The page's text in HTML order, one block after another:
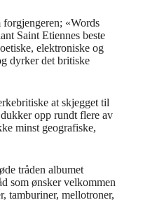
forgjengeren; «Words
Saint Etiennes beste
elektroniske og
dyrker det britiske
at skjegget til
opp rundt flere av
minst geografiske,
tråden albumet
som ønsker velkommen
tamburiner, mellotroner,